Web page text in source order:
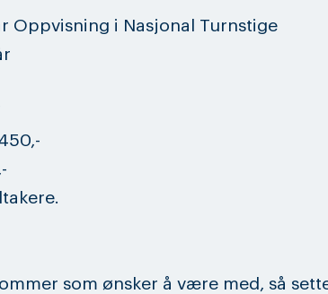
Oppvisning i Nasjonal Turnstige
som ønsker å være med, så